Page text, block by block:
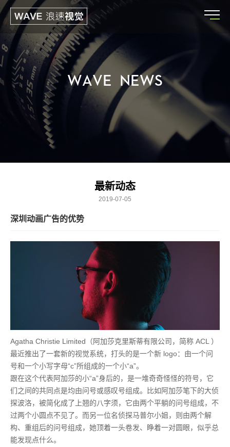
WAV E NEWS
最新动态
2019-07-05
深圳动画广告的优势
Agatha Christie Limited（阿加莎克里斯蒂有限公司，简称 ACL ）
最近推出了一套新的视觉系统，打头的是一个新 logo：由一个问
号和一个小写字母“c”所组成的一个小“a”。
跟在这个代表阿加莎的小“a”身后的，是一堆奇奇怪怪的符号，它
们之间的共同点是均由问号或感叹号组成。比如阿加莎笔下的大侦
探波洛，被简化成了上翘的八字须，它由两个平躺的问号组成，不
过两个小圆点不见了。而另一位名侦探马普尔小姐，则由两个解
构、重组后的问号组成，她顶着一头卷发、睁着一对圆眼，似乎总
能发现点什么。